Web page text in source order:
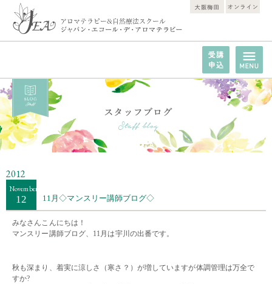
2012
November
12 11月◇マンスリー講師ブログ◇
みなさんこんにちは！
マンスリー講師ブログ、11月は宇川の出番です。
秋も深まり、着実に涼しさ（寒さ？）が増していますが体調管理は万全で
すか?